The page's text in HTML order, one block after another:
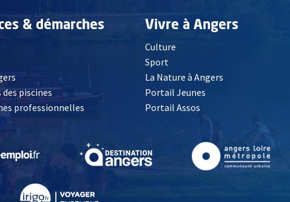
& démarches
, Ouvre une nouvelle fenêtre
piscines
professionnelles
Vivre à Angers
Culture
Sport
La Nature à Angers
Portail Jeunes
Portail Assos
fenêtre , Ouvre une nouvelle fenêtre , Ouvre une nouvelle fenêtre,